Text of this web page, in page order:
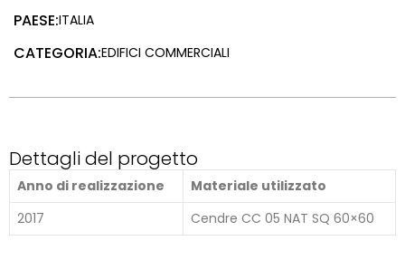
PAESE:ITALIA
CATEGORIA:EDIFICI COMMERCIALI
Dettagli del progetto
Anno di realizzazione
Materiale utilizzato
2017
Cendre CC 05 NAT SQ 60×60